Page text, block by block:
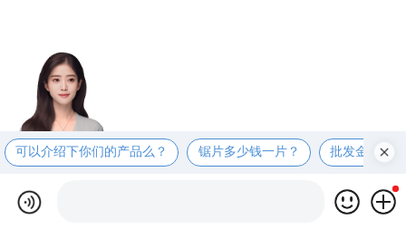
可以介绍下你们的产品么？ 锯片多少钱一片？ 批发金刚石